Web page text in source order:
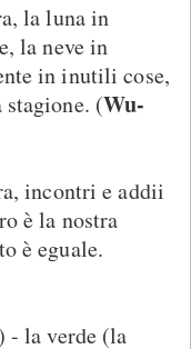
la luna in
la neve in
in inutili cose,
stagione. (Wu-
incontri e addii
è la nostra
è eguale.
- la verde (la